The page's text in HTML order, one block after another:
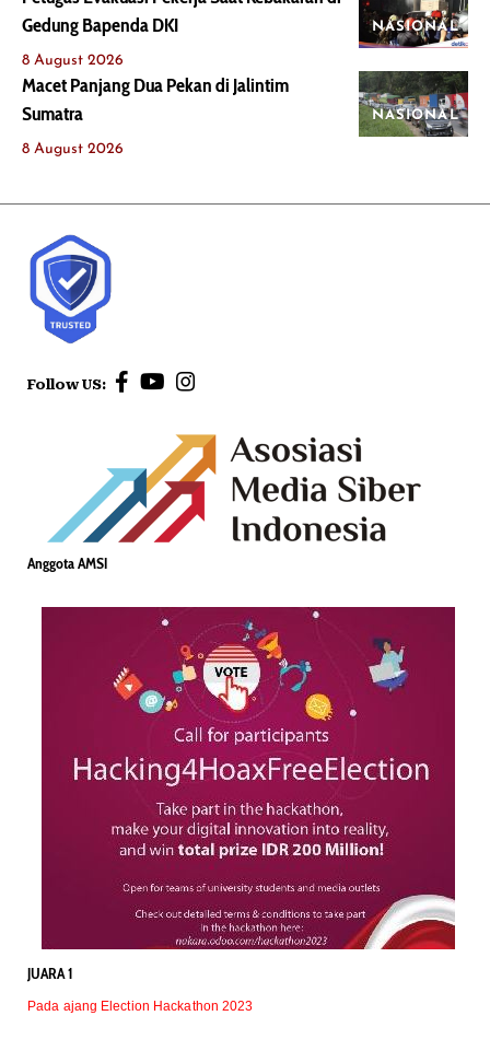
NASIONAL
Gedung Bapenda DKI
8 August 2026
NASIONAL
Macet Panjang Dua Pekan di Jalintim
Sumatra
8 August 2026
Follow US:
Anggota AMSI
JUARA 1
Pada ajang Election Hackathon 2023